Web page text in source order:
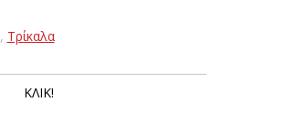
, Τρίκαλα
ΚΛΙΚ!